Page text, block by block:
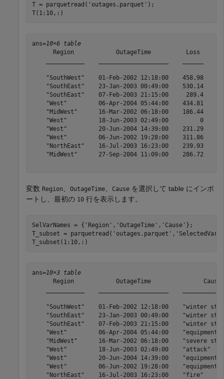
T = parquetread( 'outages.parquet' );
T(1:10,:)
ans=10×6 table
Region            OutageTime          Loss
"SouthWest"    01-Feb-2002 12:18:00    458.98
"SouthEast"    23-Jan-2003 00:49:00    530.14
"SouthEast"    07-Feb-2003 21:15:00     289.4
"West"         06-Apr-2004 05:44:00    434.81
"MidWest"      16-Mar-2002 06:18:00    186.44
"West"         18-Jun-2003 02:49:00
"West"         20-Jun-2004 14:39:00    231.29
"West"         06-Jun-2002 19:28:00    311.86
"NorthEast"    16-Jul-2003 16:23:00
"MidWest"      27-Sep-2004 11:09:00    286.72
変数 Region 、 OutageTime、 Cause を選択して table にインポ
ートし、最初の 10 行を表示します。
SelVarNames = { 'Region' , 'OutageTime' , 'Cause' };
T_subset = parquetread( 'outages.parquet' ,
T_subset(1:10,:)
ans=10×3 table
Region            OutageTime
"SouthWest"    01-Feb-2002 12:18:00    "winter
"SouthEast"    23-Jan-2003 00:49:00    "winter
"SouthEast"    07-Feb-2003 21:15:00    "winter
"West"         06-Apr-2004 05:44:00    "equipment
"MidWest"      16-Mar-2002 06:18:00    "severe
"West"         18-Jun-2003 02:49:00
"West"         20-Jun-2004 14:39:00    "equipment
"West"         06-Jun-2002 19:28:00    "equipment
"NorthEast"    16-Jul-2003 16:23:00